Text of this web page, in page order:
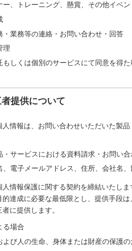
ー、トレーニング、懸賞、その他イベ
・業務等の連絡・お問い合わせ・回答
理
もしくは個別のサービスにて同意を得
提供について
人情報は、お問い合わせいただいた製
・サービスにおける資料請求・お問い
、電子メールアドレス、住所、会社名
情報保護に関する契約を締結いたしま
達成に必要な最低限とし、提供手段
に提供します。
る場合
よび人の生命、身体または財産の保護